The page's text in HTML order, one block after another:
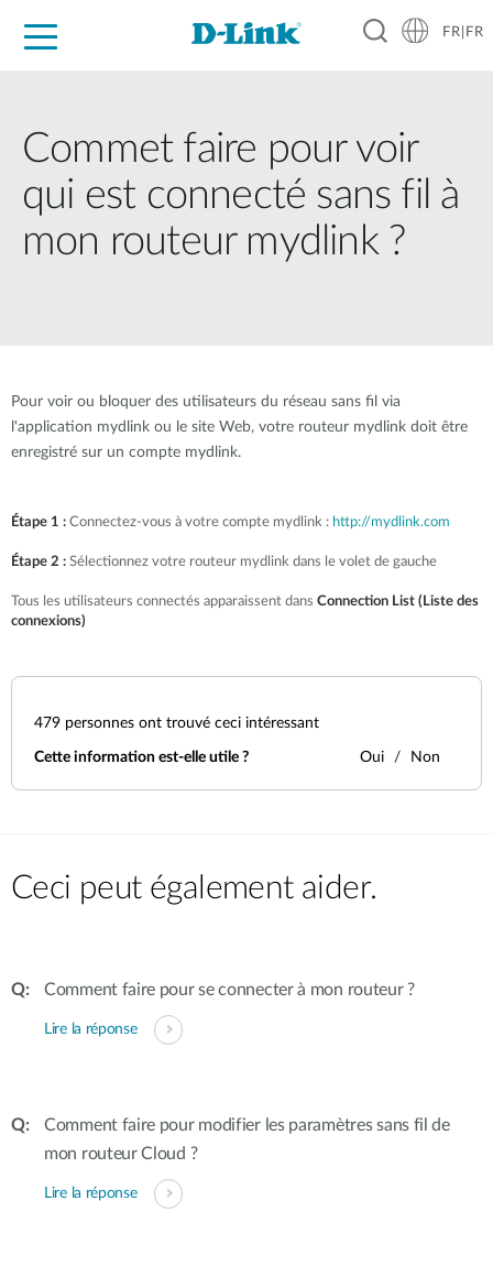
FR|FR
Commet faire pour voir
qui est connecté sans fil à
mon routeur mydlink ?
Pour voir ou bloquer des utilisateurs du réseau sans fil via
l'application mydlink ou le site Web, votre routeur mydlink doit être
enregistré sur un compte mydlink.
Étape 1 : Connectez-vous à votre compte mydlink : http://mydlink.com
Étape 2 : Sélectionnez votre routeur mydlink dans le volet de gauche
Tous les utilisateurs connectés apparaissent dans Connection List (Liste des
connexions)
479 personnes ont trouvé ceci intéressant
Cette information est-elle utile ? Oui Non
Ceci peut également aider.
Comment faire pour se connecter à mon routeur ?
Lire la réponse
Comment faire pour modifier les paramètres sans fil de
mon routeur Cloud ?
Lire la réponse